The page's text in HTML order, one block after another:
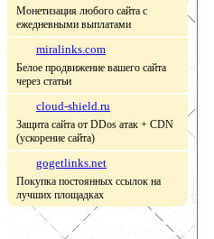
Монетизация любого сайта с
ежедневными выплатами
miralinks.com
Белое продвижение вашего сайта
через статьи
cloud-shield.ru
Защита сайта от DDos атак + CDN
(ускорение сайта)
gogetlinks.net
Покупка постоянных ссылок на
лучших площадках